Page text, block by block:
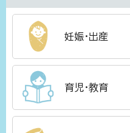
妊娠・出産
育児・教育